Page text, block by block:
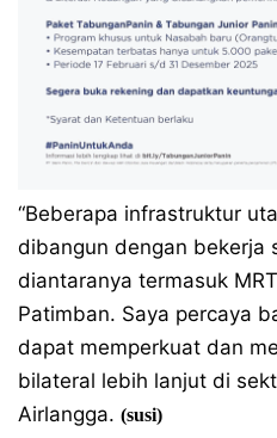
“Beberapa infrastruktur
dibangun dengan bekerja
diantaranya termasuk
Patimban. Saya percaya
dapat memperkuat dan
bilateral lebih lanjut di
Airlangga. (susi)